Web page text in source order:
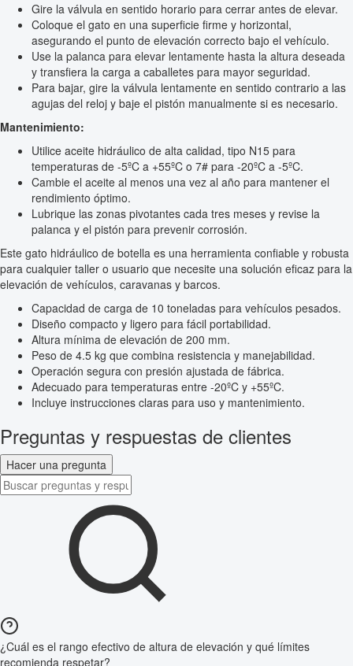
Gire la válvula en sentido horario para cerrar antes de elevar.
Coloque el gato en una superficie firme y horizontal,
asegurando el punto de elevación correcto bajo el vehículo.
Use la palanca para elevar lentamente hasta la altura deseada
y transfiera la carga a caballetes para mayor seguridad.
Para bajar, gire la válvula lentamente en sentido contrario a las
agujas del reloj y baje el pistón manualmente si es necesario.
Mantenimiento:
Utilice aceite hidráulico de alta calidad, tipo N15 para
temperaturas de -5ºC a +55ºC o 7# para -20ºC a -5ºC.
Cambie el aceite al menos una vez al año para mantener el
rendimiento óptimo.
Lubrique las zonas pivotantes cada tres meses y revise la
palanca y el pistón para prevenir corrosión.
Este gato hidráulico de botella es una herramienta confiable y robusta
para cualquier taller o usuario que necesite una solución eficaz para la
elevación de vehículos, caravanas y barcos.
Capacidad de carga de 10 toneladas para vehículos pesados.
Diseño compacto y ligero para fácil portabilidad.
Altura mínima de elevación de 200 mm.
Peso de 4.5 kg que combina resistencia y manejabilidad.
Operación segura con presión ajustada de fábrica.
Adecuado para temperaturas entre -20ºC y +55ºC.
Incluye instrucciones claras para uso y mantenimiento.
Preguntas y respuestas de clientes
Hacer una pregunta
¿Cuál es el rango efectivo de altura de elevación y qué límites
recomienda respetar?